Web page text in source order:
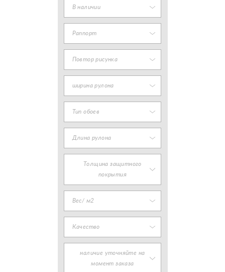
В наличии
Раппорт
Повтор рисунка
ширина рулона
Тип обоев
Длина рулона
Толщина защитного
покрытия
Вес/ м2
Качество
наличие уточняйте на
момент заказа